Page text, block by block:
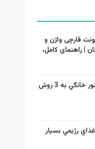
قارچی واژن و
| راهنمای کامل،
طرز تهيه خیار شور خانگي به 3 روش
8 نوع غذاي رژيمي بسيار